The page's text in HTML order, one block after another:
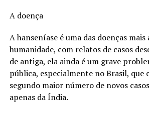
A doença
A hanseníase é uma das doenças mais
humanidade, com relatos de casos
de antiga, ela ainda é um grave
pública, especialmente no Brasil, que
segundo maior número de novos
apenas da Índia.